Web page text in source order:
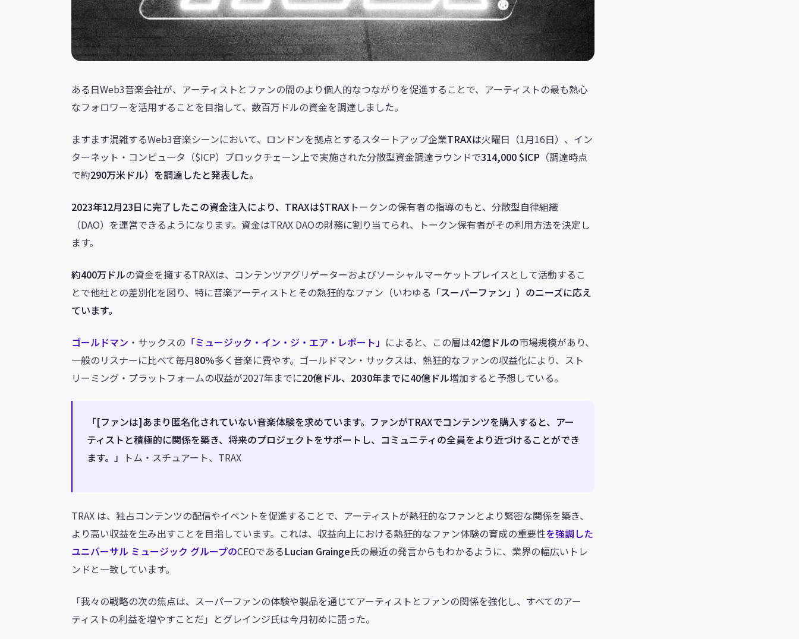
ある日Web3音楽会社が、アーティストとファンの間のより個人的なつながりを促進することで、アーティストの最も熱心
なフォロワーを活用することを目指して、数百万ドルの資金を調達しました。
ますます混雑するWeb3音楽シーンにおいて、ロンドンを拠点とするスタートアップ企業TRAXは火曜日（1月16日）、イン
ターネット・コンピュータ（$ICP）ブロックチェーン上で実施された分散型資金調達ラウンドで314,000 $ICP （調達時点
で約290万米ドル）を調達したと発表した。
2023年12月23日に完了したこの資金注入により、TRAXは$TRAX トークンの保有者の指導のもと、分散型自律組織
（DAO）を運営できるようになります。資金はTRAX DAOの財務に割り当てられ、トークン保有者がその利用方法を決定し
ます。
約400万ドルの資金を擁するTRAXは、コンテンツアグリゲーターおよびソーシャルマーケットプレイスとして活動するこ
とで他社との差別化を図り、特に音楽アーティストとその熱狂的なファン（いわゆる 「スーパーファン」）のニーズに応え
ています。
ゴールドマン ・サックスの 「ミュージック・イン・ジ・エア・レポート」 によると、この層は42億ドルの市場規模があり、
一般のリスナーに比べて毎月80％多く音楽に費やす。ゴールドマン・サックスは、熱狂的なファンの収益化により、スト
リーミング・プラットフォームの収益が2027年までに20億ドル、2030年までに40億ドル増加すると予想している。
「[ファンは]あまり匿名化されていない音楽体験を求めています。ファンがTRAXでコンテンツを購入すると、アー
ティストと積極的に関係を築き、将来のプロジェクトをサポートし、コミュニティの全員をより近づけることができ
ます。」
トム・スチュアート、TRAX
TRAX は、独占コンテンツの配信やイベントを促進することで、アーティストが熱狂的なファンとより緊密な関係を築き、
より高い収益を生み出すことを目指しています。これは、収益向上における熱狂的なファン体験の育成の重要性を強調した
ユニバーサル ミュージック グループのCEOであるLucian Grainge氏の最近の発言からもわかるように、業界の幅広いトレ
ンドと一致しています。
「我々の戦略の次の焦点は、スーパーファンの体験や製品を通じてアーティストとファンの関係を強化し、すべてのアー
ティストの利益を増やすことだ」とグレインジ氏は今月初めに語った。